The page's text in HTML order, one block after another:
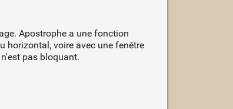
Apostrophe a une fonction
horizontal, voire avec une fenêtre
pas bloquant.